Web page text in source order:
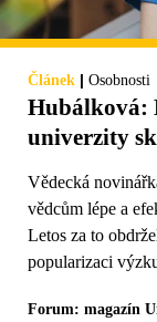
Článek | Osobnosti
Hubálková:
univerzity
Vědecká
vědcům lépe a
Letos za to
popularizaci
Forum: magazín